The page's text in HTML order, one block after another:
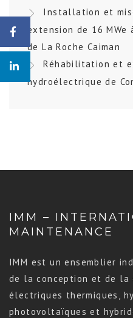
Installation et
extension de 16
de La Roche Caiman
Réhabilitation et
hydroélectrique de
IMM –
MAINTENANCE
IMM est un ensemblier
de la conception et de
électriques thermiques,
photovoltaïques et